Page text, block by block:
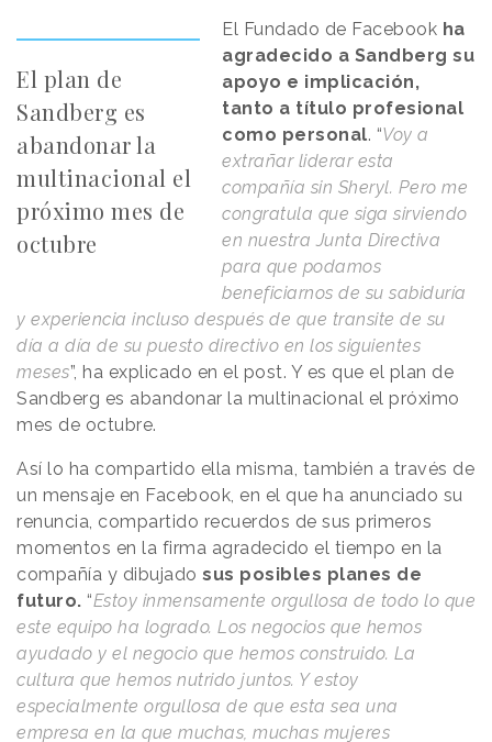
El plan de
Sandberg es
abandonar la
multinacional el
próximo mes de
octubre
El Fundado de Facebook ha
agradecido a Sandberg su
apoyo e implicación,
tanto a título profesional
como personal. “Voy a
extrañar liderar esta
compañía sin Sheryl. Pero me
congratula que siga sirviendo
en nuestra Junta Directiva
para que podamos
beneficiarnos de su sabiduría
y experiencia incluso después de que transite de su
día a día de su puesto directivo en los siguientes
meses”, ha explicado en el post. Y es que el plan de
Sandberg es abandonar la multinacional el próximo
mes de octubre.
Así lo ha compartido ella misma, también a través de
un mensaje en Facebook, en el que ha anunciado su
renuncia, compartido recuerdos de sus primeros
momentos en la firma agradecido el tiempo en la
compañía y dibujado sus posibles planes de
futuro. “Estoy inmensamente orgullosa de todo lo que
este equipo ha logrado. Los negocios que hemos
ayudado y el negocio que hemos construido. La
cultura que hemos nutrido juntos. Y estoy
especialmente orgullosa de que esta sea una
empresa en la que muchas, muchas mujeres